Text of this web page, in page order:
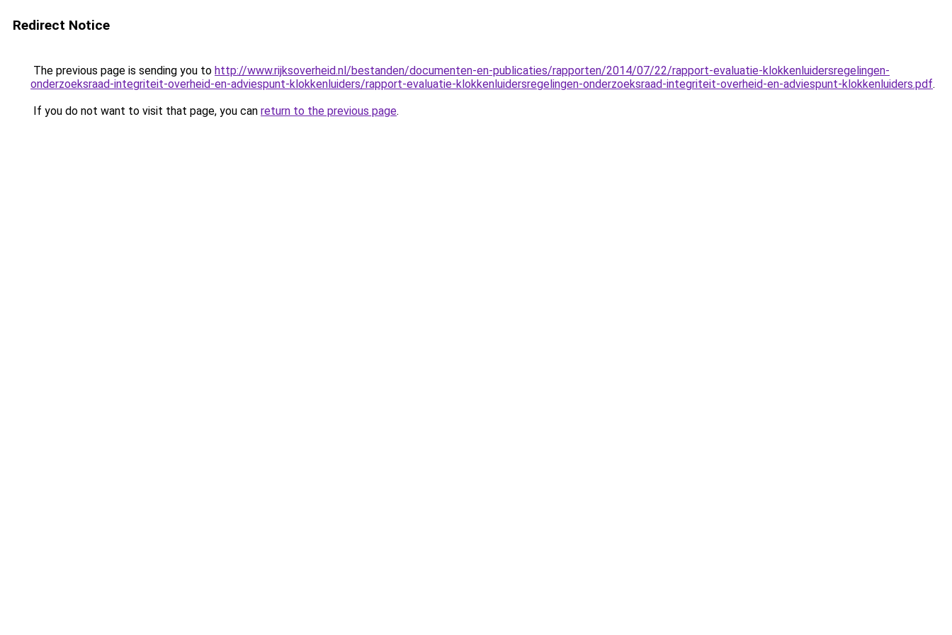
Redirect Notice
The previous page is sending you to http://www.rijksoverheid.nl/bestanden/documenten-en-publicaties/rapporten/2014/07/22/rapport-evaluatie-klokkenluidersregelingen-
onderzoeksraad-integriteit-overheid-en-adviespunt-klokkenluiders/rapport-evaluatie-klokkenluidersregelingen-onderzoeksraad-integriteit-overheid-en-adviespunt-klokkenluiders.pdf.
If you do not want to visit that page, you can return to the previous page.